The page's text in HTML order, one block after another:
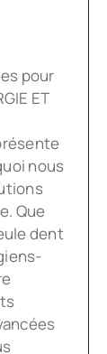
pour
ET
nous
Que
dent